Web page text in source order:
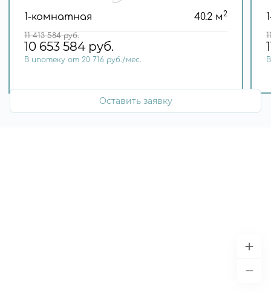
1-комнатная 40.2 м2
11 413 584руб.
10 653 584 руб.
В ипотеку от 20 716 руб./мес.
Оставить заявку